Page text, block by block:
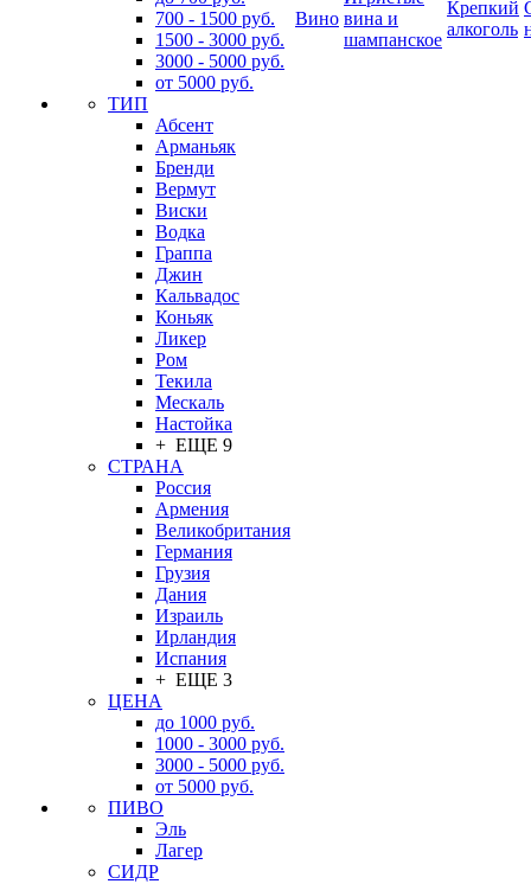
700 - 1500 руб.
1500 - 3000 руб.
3000 - 5000 руб.
от 5000 руб.
ТИП
Абсент
Арманьяк
Бренди
Вермут
Виски
Водка
Граппа
Джин
Кальвадос
Коньяк
Ликер
Ром
Текила
Мескаль
Настойка
+ ЕЩЕ 9
СТРАНА
Россия
Армения
Великобритания
Германия
Грузия
Дания
Израиль
Ирландия
Испания
+ ЕЩЕ 3
ЦЕНА
до 1000 руб.
1000 - 3000 руб.
3000 - 5000 руб.
от 5000 руб.
ПИВО
Эль
Лагер
СИДР
Вино вина и
шампанское
Крепкий
алкоголь